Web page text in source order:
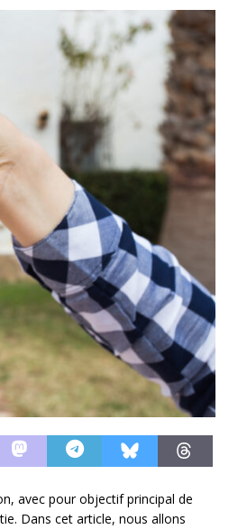
avec pour objectif principal de
Dans cet article, nous allons